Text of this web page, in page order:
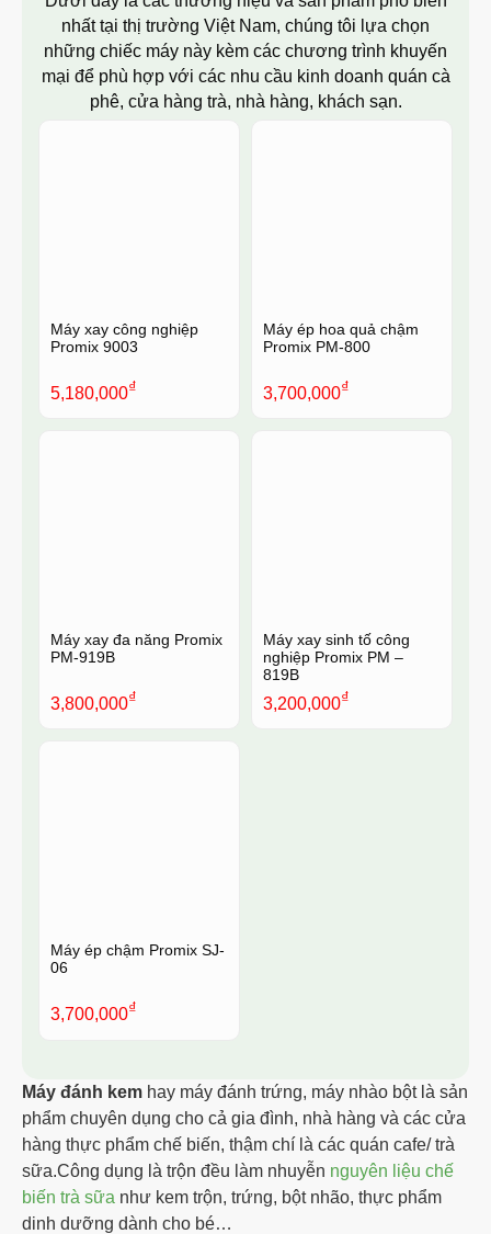
nhất tại thị trường Việt Nam, chúng tôi lựa chọn
những chiếc máy này kèm các chương trình khuyến
mại để phù hợp với các nhu cầu kinh doanh quán cà
phê, cửa hàng trà, nhà hàng, khách sạn.
Máy xay công nghiệp
Promix 9003
5,180,000₫
Máy ép hoa quả chậm
Promix PM-800
3,700,000₫
Máy xay đa năng Promix
PM-919B
3,800,000₫
Máy xay sinh tố công
nghiệp Promix PM –
819B
3,200,000₫
Máy ép chậm Promix SJ-
06
3,700,000₫
Máy đánh kem hay máy đánh trứng, máy nhào bột là sản
phẩm chuyên dụng cho cả gia đình, nhà hàng và các cửa
hàng thực phẩm chế biến, thậm chí là các quán cafe/ trà
sữa.Công dụng là trộn đều làm nhuyễn nguyên liệu chế
biến trà sữa như kem trộn, trứng, bột nhão, thực phẩm
dinh dưỡng dành cho bé…